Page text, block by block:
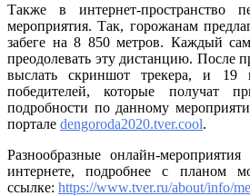
Также в интернет-пространство
мероприятия. Так, горожанам
забеге на 8 850 метров. Каждый
преодолевать эту дистанцию. После
выслать скриншот трекера, и 19
победителей, которые получат
подробности по данному
портале dengoroda2020.tver.cool.
Разнообразные онлайн-
интернете, подробнее с планом
ссылке: https://www.tver.ru/about/info/